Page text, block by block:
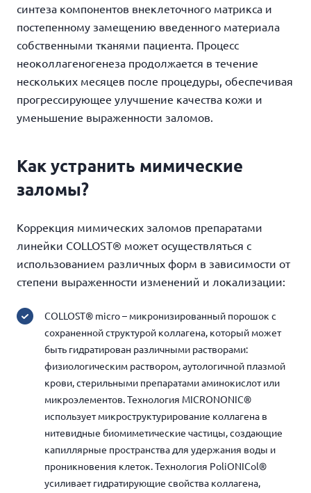
синтеза компонентов внеклеточного матрикса и
постепенному замещению введенного материала
собственными тканями пациента. Процесс
неоколлагеногенеза продолжается в течение
нескольких месяцев после процедуры, обеспечивая
прогрессирующее улучшение качества кожи и
уменьшение выраженности заломов.
Как устранить мимические
заломы?
Коррекция мимических заломов препаратами
линейки COLLOST® может осуществляться с
использованием различных форм в зависимости от
степени выраженности изменений и локализации:
COLLOST® micro– микронизированный порошок с
сохраненной структурой коллагена, который может
быть гидратирован различными растворами:
физиологическим раствором, аутологичной плазмой
крови, стерильными препаратами аминокислот или
микроэлементов. Технология MICRONONIC®
используетмикроструктурирование коллагена в
нитевидные биомиметические частицы, создающие
капиллярные пространства для удержания воды и
проникновения клеток. Технология PoliONICol®
усиливает гидратирующие свойства коллагена,